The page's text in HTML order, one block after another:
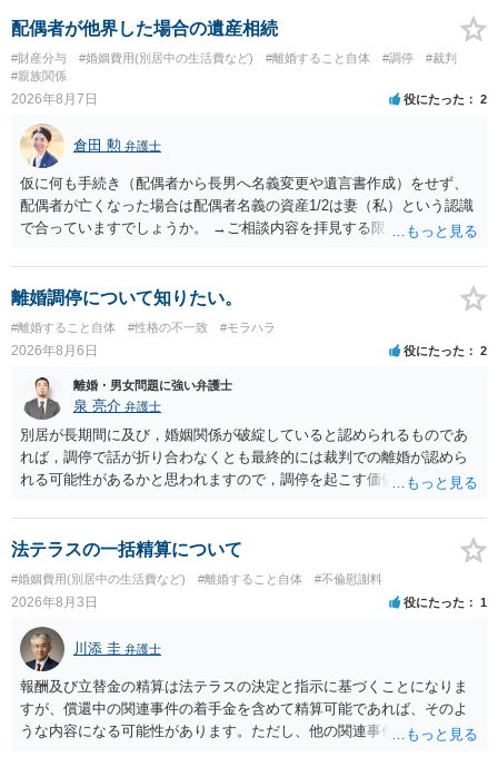
配偶者が他界した場合の遺産相続
#財産分与 #婚姻費用(別居中の生活費など) #離婚すること自体 #調停
#裁判
#親族関係
2026年8月7日 役にたった 2
倉田 勲 弁護士
仮に何も手続き（配偶者から長男へ名義変更や遺言書作成）をせず、
配偶者が亡くなった場合は配偶者名義の資産1/2は妻（私）という認識
で合っていますでしょうか。 →ご相談内容を拝見する限りでは、その
完全に所有する場合は、他の相続人に対して自宅の評価額の１/２の代
償金の支払いが必要になります。
離婚調停について知りたい。
#離婚すること自体 #性格の不一致 #モラハラ
2026年8月6日 役にたった 2
離婚・男女問題に強い弁護士
泉 亮介 弁護士
別居が長期間に及び，婚姻関係が破綻していると認められるものであ
れば，調停で話が折り合わなくとも最終的には裁判での離婚が認めら
れる可能性があるかと思われますので，調停を起こす価値はあるよう
は調停が成立するということはないため，相手が合意するメリットを
だしてでも調停で終わらせるよう努めるのか，裁判離婚を見据えて調
停での離婚に固執しないかいずれかの対応は必要となるかと思われま
す。 お一人で対応するのは難しい側面もありますので弁護士を立てる
ことを検討されると良いかと思われます。
法テラスの一括精算について
#婚姻費用(別居中の生活費など) #離婚すること自体 #不倫慰謝料
2026年8月3日 役にたった 1
川添 圭 弁護士
報酬及び立替金の精算は法テラスの決定と指示に基づくことになりま
すが、償還中の関連事件の着手金を含めて精算可能であれば、そのよ
うな内容になる可能性があります。ただし、他の関連事件でも相手方